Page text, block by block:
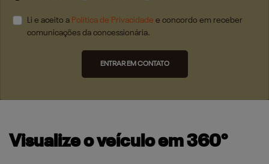
Li e aceito a Política de Privacidade e concordo em receber
comunicações da concessionária.
ENTRAR EM CONTATO
Visualize o veículo em 360°